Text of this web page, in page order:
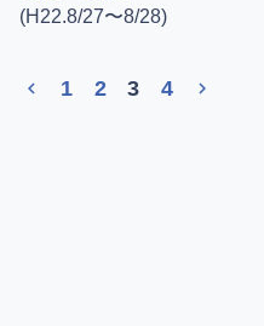
(H22.8/27〜8/28)
1 2 3 4